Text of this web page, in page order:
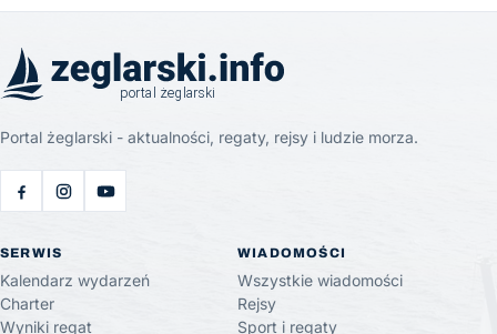
Portal żeglarski - aktualności, regaty, rejsy i ludzie morza.
SERWIS
Kalendarz wydarzeń
Charter
Wyniki regat
WIADOMOŚCI
Wszystkie wiadomości
Rejsy
Sport i regaty